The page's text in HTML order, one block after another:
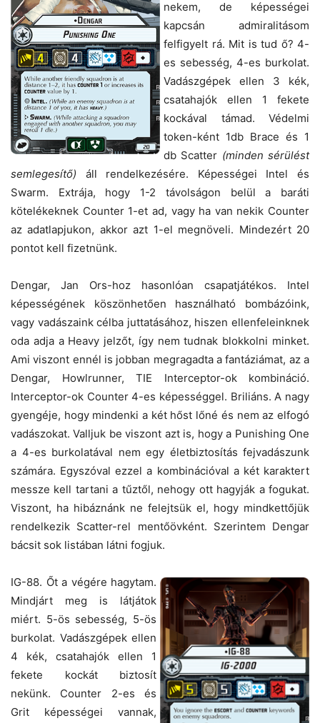
nekem, de képességei
kapcsán admiralitásom
felfigyelt rá. Mit is tud ő? 4-
es sebesség, 4-es burkolat.
Vadászgépek ellen 3 kék,
csatahajók ellen 1 fekete
kockával támad. Védelmi
token-ként 1db Brace és 1
db Scatter (minden sérülést
semlegesítő) áll rendelkezésére. Képességei Intel és
Swarm. Extrája, hogy 1-2 távolságon belül a baráti
kötelékeknek Counter 1-et ad, vagy ha van nekik Counter
az adatlapjukon, akkor azt 1-el megnöveli. Mindezért 20
pontot kell fizetnünk.
Dengar, Jan Ors-hoz hasonlóan csapatjátékos. Intel
képességének köszönhetően használható bombázóink,
vagy vadászaink célba juttatásához, hiszen ellenfeleinknek
oda adja a Heavy jelzőt, így nem tudnak blokkolni minket.
Ami viszont ennél is jobban megragadta a fantáziámat, az a
Dengar, Howlrunner, TIE Interceptor-ok kombináció.
Interceptor-ok Counter 4-es képességgel. Briliáns. A nagy
gyengéje, hogy mindenki a két hőst lőné és nem az elfogó
vadászokat. Valljuk be viszont azt is, hogy a Punishing One
a 4-es burkolatával nem egy életbiztosítás fejvadászunk
számára. Egyszóval ezzel a kombinációval a két karaktert
messze kell tartani a tűztől, nehogy ott hagyják a fogukat.
Viszont, ha hibáznánk ne felejtsük el, hogy mindkettőjük
rendelkezik Scatter-rel mentőövként. Szerintem Dengar
bácsit sok listában látni fogjuk.
IG-88. Őt a végére hagytam.
Mindjárt meg is látjátok
miért. 5-ös sebesség, 5-ös
burkolat. Vadászgépek ellen
4 kék, csatahajók ellen 1
fekete kockát biztosít
nekünk. Counter 2-es és
Grit képességei vannak,